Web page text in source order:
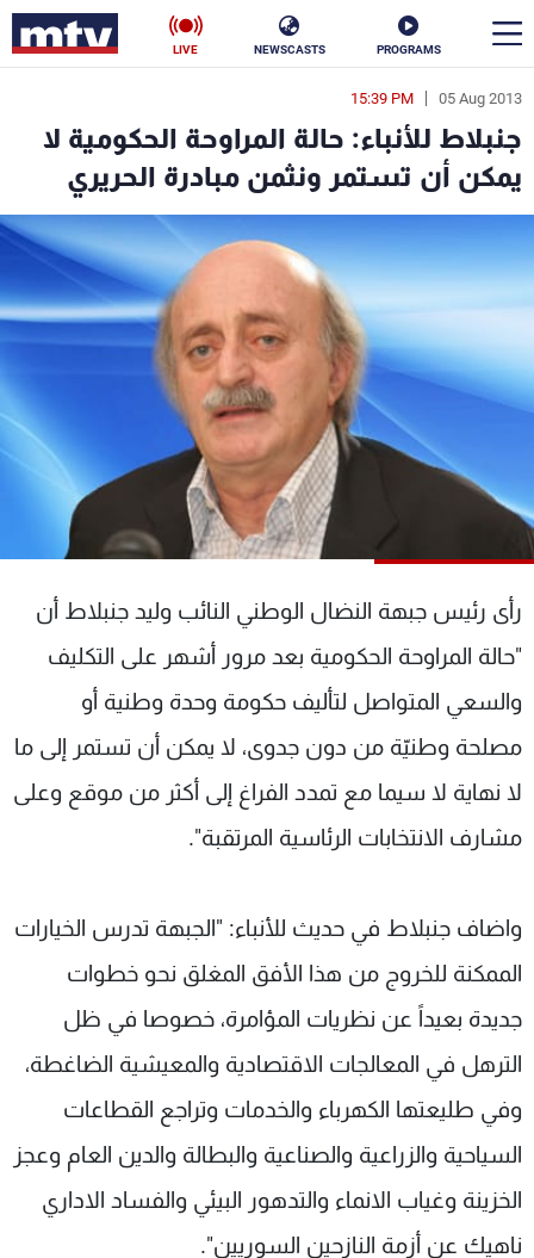
PROGRAMS
NEWSCASTS
LIVE
05 Aug 2013
15:39 PM
جنبلاط للأنباء: حالة المراوحة الحكومية لا
يمكن أن تستمر ونثمن مبادرة الحريري
رأى رئيس جبهة النضال الوطني النائب وليد جنبلاط أن
"حالة المراوحة الحكومية بعد مرور أشهر على التكليف
والسعي المتواصل لتأليف حكومة وحدة وطنية أو
مصلحة وطنيّة من دون جدوى، لا يمكن أن تستمر إلى ما
لا نهاية لا سيما مع تمدد الفراغ إلى أكثر من موقع وعلى
مشارف الانتخابات الرئاسية المرتقبة".
واضاف جنبلاط في حديث للأنباء: "الجبهة تدرس الخيارات
الممكنة للخروج من هذا الأفق المغلق نحو خطوات
جديدة بعيداً عن نظريات المؤامرة، خصوصا في ظل
الترهل في المعالجات الاقتصادية والمعيشية الضاغطة،
وفي طليعتها الكهرباء والخدمات وتراجع القطاعات
السياحية والزراعية والصناعية والبطالة والدين العام وعجز
الخزينة وغياب الانماء والتدهور البيئي والفساد الاداري
ناهيك عن أزمة النازحين السوريين".
en
الأخبار
سياسة ناس
إقتصاد
رياضة
كأس العالم
البرامج
جدول البرامج
شاهد البرامج
الترددات
عن MTV
الإنـتـاج
لاعلاناتكم
وظائف
تواصل معنا
شروط الإسـتخدام
سياسة الخصوصية